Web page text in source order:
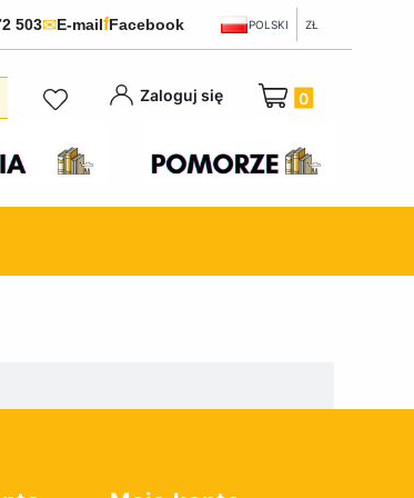
503✉E-mailfFacebook POLSKI ZŁ
Zaloguj się Produkty w